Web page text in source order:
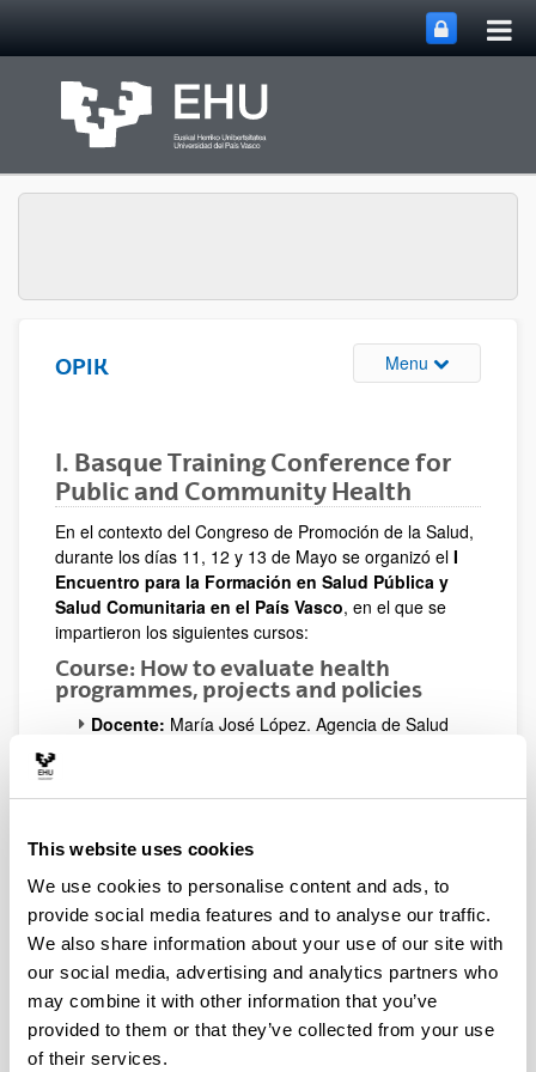
This website uses cookies
We use cookies to personalise content and ads, to
provide social media features and to analyse our traffic.
We also share information about your use of our site with
our social media, advertising and analytics partners who
may combine it with other information that you’ve
provided to them or that they’ve collected from your use
of their services.
OPIK Menu Toggle site
I. Basque Training Conference for
Public and Community Health
En el contexto del Congreso de Promoción de la Salud,
durante los días 11, 12 y 13 de Mayo se organizó el I
Encuentro para la Formación en Salud Pública y
Salud Comunitaria en el País Vasco, en el que se
impartieron los siguientes cursos:
Course: How to evaluate health
programmes, projects and policies
Docente: María José López. Agencia de Salud
14:30 h.
Comunicación. Universidad del País Vasco
(Leioa)
Precio:50€ / 40€ (para personas inscritas al
congreso)
(Opens New Window)
Information about the course content pdf
Kb
Course: Assets for health and salute
genesis in Health Promotion